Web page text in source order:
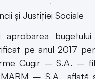
şi Justiţiei Sociale
aprobarea
pe anul 2017
Cugir – S.A. –
– S.A., aflată